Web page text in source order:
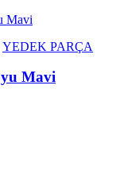
YEDEK PARÇA
Mavi